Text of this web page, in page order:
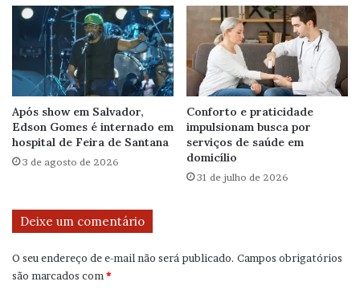
Após show em Salvador,
Edson Gomes é internado em
hospital de Feira de Santana
3 de agosto de 2026
Conforto e praticidade
impulsionam busca por
serviços de saúde em
domicílio
31 de julho de 2026
Deixe um comentário
O seu endereço de e-mail não será publicado. Campos obrigatórios
são marcados com*